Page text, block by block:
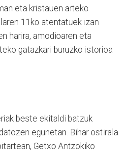
eta kristauen arteko
11ko atentatuek izan
harira, amodioaren eta
gatazkari buruzko istorioa
beste ekitaldi batzuk
egunetan. Bihar ostirala
Getxo Antzokiko